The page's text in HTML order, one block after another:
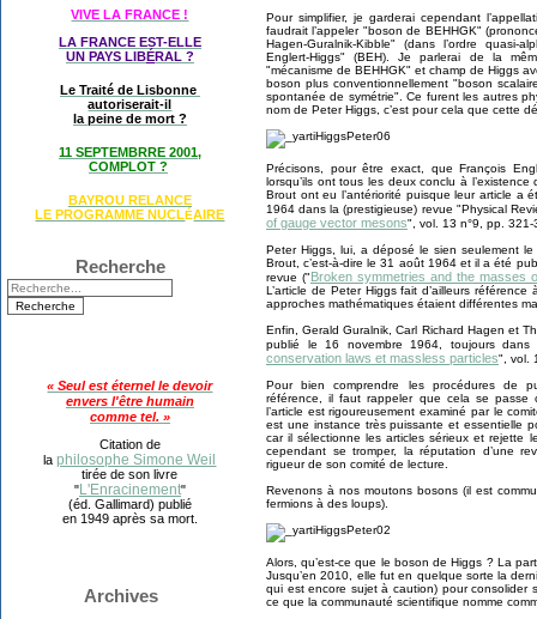
VIVE LA FRANCE !
LA FRANCE EST-ELLE
UN PAYS LIBÉRAL ?
Le Traité de Lisbonne
autoriserait-il
la peine de mort ?
11 SEPTEMBRRE 2001,
COMPLOT ?
BAYROU RELANCE
LE PROGRAMME NUCLÉAIRE
Recherche
« Seul est éternel le devoir
envers l'être humain
comme tel. »
Citation de
laphilosophe Simone Weil
tirée de son livre
"L'Enracinement"
(éd. Gallimard) publié
en 1949 après sa mort.
Archives
Pour simplifier, je garderai cependant
faudrait l’appeler "boson de BEHHGK"
Hagen-Guralnik-Kibble" (dans l’ordre
Englert-Higgs" (BEH). Je parlerai de la
"mécanisme de BEHHGK" et champ de Higgs
boson plus conventionnellement "boson
spontanée de symétrie". Ce furent les autres
nom de Peter Higgs, c’est pour cela que cette
Précisons, pour être exact, que François
lorsqu’ils ont tous les deux conclu à
Brout ont eu l’antériorité puisque leur article
1964 dans la (prestigieuse) revue "Physical
of gauge vector mesons", vol. 13 n°9, pp. 321-
Peter Higgs, lui, a déposé le sien seulement
Brout, c’est-à-dire le 31 août 1964 et il a été
revue ("Broken symmetries and the masses
L’article de Peter Higgs fait d’ailleurs
approches mathématiques étaient différentes
Enfin, Gerald Guralnik, Carl Richard Hagen et
publié le 16 novembre 1964, toujours
conservation laws et massless particles", vol.
Pour bien comprendre les procédures de
référence, il faut rappeler que cela se passe
l’article est rigoureusement examiné par le
est une instance très puissante et essentielle
car il sélectionne les articles sérieux et rejette
cependant se tromper, la réputation d’une
rigueur de son comité de lecture.
Revenons à nos moutons bosons (il est
fermions à des loups).
Alors, qu’est-ce que le boson de Higgs ? La
Jusqu’en 2010, elle fut en quelque sorte la
qui est encore sujet à caution) pour consolider
ce que la communauté scientifique nomme